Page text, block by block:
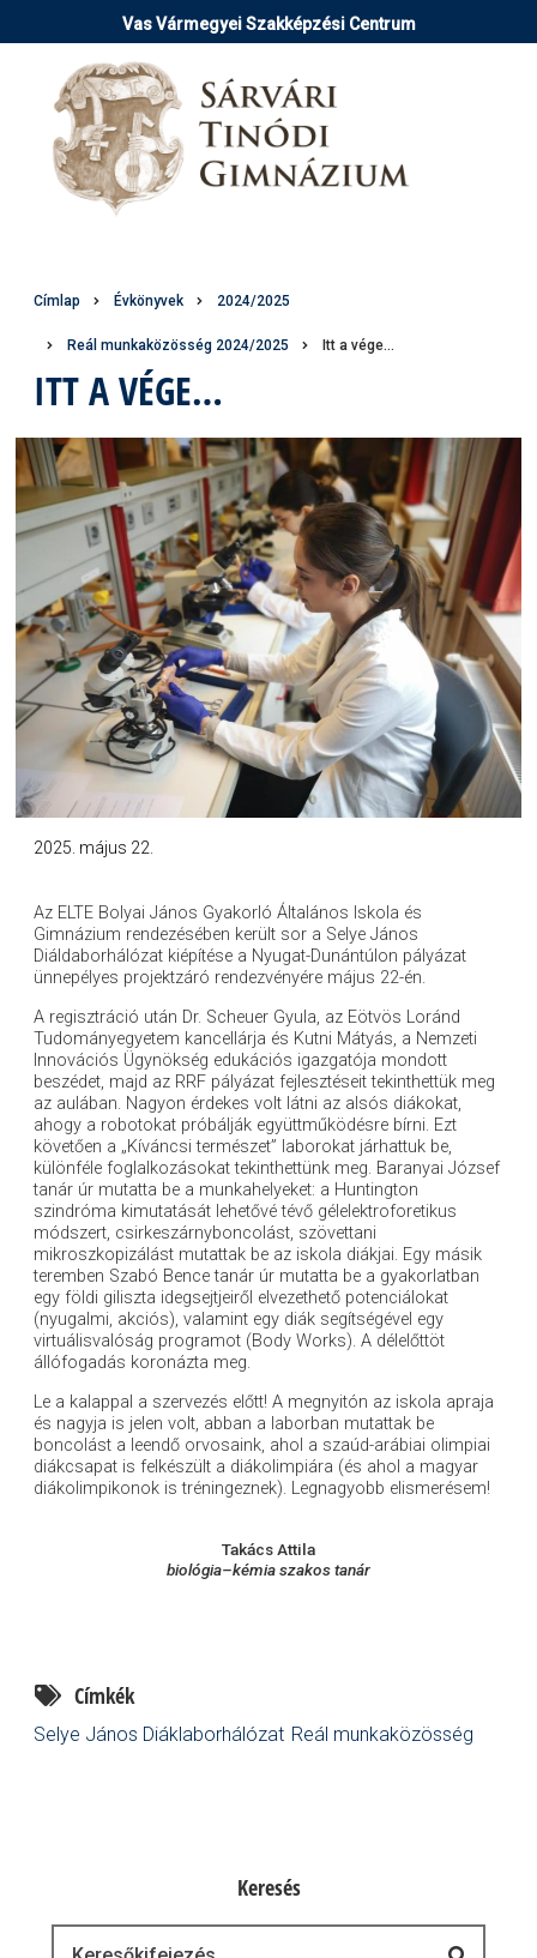
a
tartalomra
Vas Vármegyei Szakképzési Centrum
Morzsa
Címlap Évkönyvek 2024/2025
Reál munkaközösség 2024/2025 Itt a vége…
ITT A VÉGE…
Az ELTE Bolyai János Gyakorló Általános Iskola és
Gimnázium rendezésében került sor a Selye János
Diáldaborhálózat kiépítése a Nyugat-Dunántúlon pályázat
ünnepélyes projektzáró rendezvényére május 22-én.
A regisztráció után Dr. Scheuer Gyula, az Eötvös Loránd
Tudományegyetem kancellárja és Kutni Mátyás, a Nemzeti
Innovációs Ügynökség edukációs igazgatója mondott
beszédet, majd az RRF pályázat fejlesztéseit tekinthettük meg
az aulában. Nagyon érdekes volt látni az alsós diákokat,
ahogy a robotokat próbálják együttműködésre bírni. Ezt
követően a „Kíváncsi természet” laborokat járhattuk be,
különféle foglalkozásokat tekinthettünk meg. Baranyai József
tanár úr mutatta be a munkahelyeket: a Huntington
szindróma kimutatását lehetővé tévő gélelektroforetikus
módszert, csirkeszárnyboncolást, szövettani
mikroszkopizálást mutattak be az iskola diákjai. Egy másik
teremben Szabó Bence tanár úr mutatta be a gyakorlatban
egy földi giliszta idegsejtjeiről elvezethető potenciálokat
(nyugalmi, akciós), valamint egy diák segítségével egy
virtuálisvalóság programot (Body Works). A délelőttöt
állófogadás koronázta meg.
Le a kalappal a szervezés előtt! A megnyitón az iskola apraja
és nagyja is jelen volt, abban a laborban mutattak be
boncolást a leendő orvosaink, ahol a szaúd-arábiai olimpiai
diákcsapat is felkészült a diákolimpiára (és ahol a magyar
diákolimpikonok is tréningeznek). Legnagyobb elismerésem!
Takács Attila
biológia–kémia szakos tanár
Címkék
Selye János Diáklaborhálózat Reál munkaközösség
2025. május 22.
Keresés